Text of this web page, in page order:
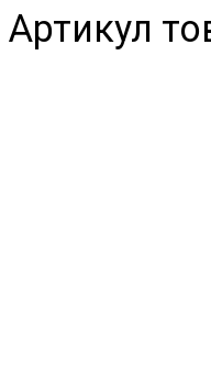
Артикул